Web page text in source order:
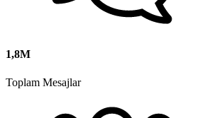
1,8M
Toplam Mesajlar